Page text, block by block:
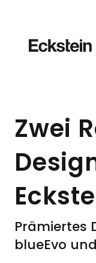
Zwei
Prämiertes
blueEvo